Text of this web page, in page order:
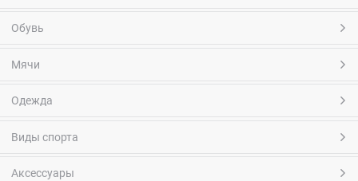
Обувь
Мячи
Одежда
Виды спорта
Аксессуары